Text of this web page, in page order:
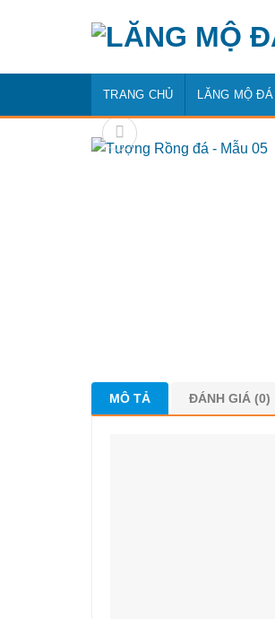
dung
TRANG CHỦ LĂNG MỘ ĐÁ
MÔ TẢ ĐÁNH GIÁ (0)